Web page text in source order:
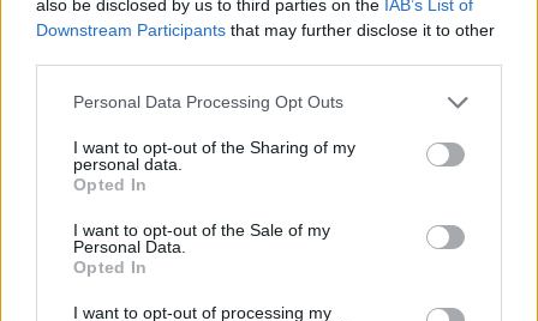
also be disclosed by us to third parties on the IAB’s List of
Downstream Participants that may further disclose it to other
Personal Data Processing Opt Outs
I want to opt-out of the Sharing of my
personal data.
Opted In
I want to opt-out of the Sale of my
Personal Data.
Opted In
I want to opt-out of processing my
POPULARNE PORADY
napój, ale i... uczulenie lub cukrzyca!